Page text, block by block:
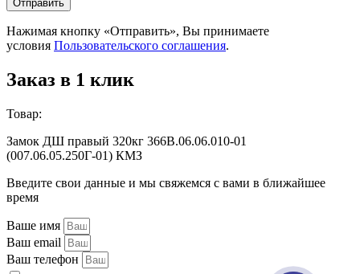
Отправить
Нажимая кнопку «Отправить», Вы принимаете
условия Пользовательского соглашения.
Заказ в 1 клик
Товар:
Замок ДШ правый 320кг 366В.06.06.010-01
(007.06.05.250Г-01) КМЗ
Введите свои данные и мы свяжемся с вами в ближайшее
время
Ваше имя
Ваш email
Ваш телефон